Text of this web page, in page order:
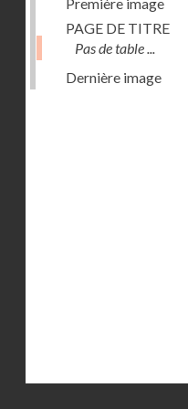
PAGE DE TITRE
Pas de table ...
Dernière image